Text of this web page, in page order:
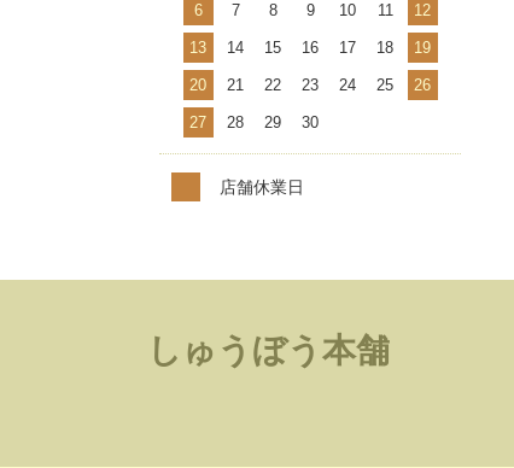
6 7 8 9 10 11 12
13 14 15 16 17 18 19
20 21 22 23 24 25 26
27 28 29 30
店舗休業日
しゅうぼう本舗